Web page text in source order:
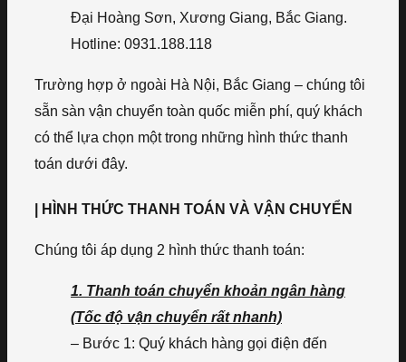
Đại Hoàng Sơn, Xương Giang, Bắc Giang.
Hotline: 0931.188.118
Trường hợp ở ngoài Hà Nội, Bắc Giang – chúng tôi
sẵn sàn vận chuyển toàn quốc miễn phí, quý khách
có thể lựa chọn một trong những hình thức thanh
toán dưới đây.
| HÌNH THỨC THANH TOÁN VÀ VẬN CHUYỂN
Chúng tôi áp dụng 2 hình thức thanh toán:
1. Thanh toán chuyển khoản ngân hàng
(Tốc độ vận chuyển rất nhanh)
– Bước 1: Quý khách hàng gọi điện đến